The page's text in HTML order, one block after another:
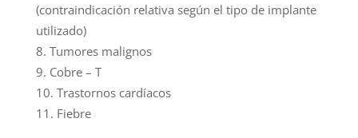
(contraindicación relativa según el tipo de implante
utilizado)
Tumores malignos
Cobre – T
Trastornos cardíacos
Fiebre